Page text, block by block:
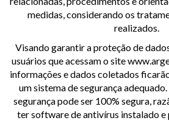
medidas, considerando os
realizados.
Visando garantir a proteção de
usuários que acessam o site
informações e dados coletados
um sistema de segurança
segurança pode ser 100% segura,
ter software de antivírus instalado e